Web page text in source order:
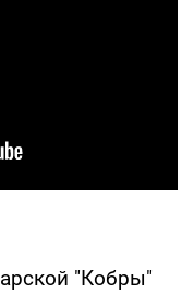
"Кобры"